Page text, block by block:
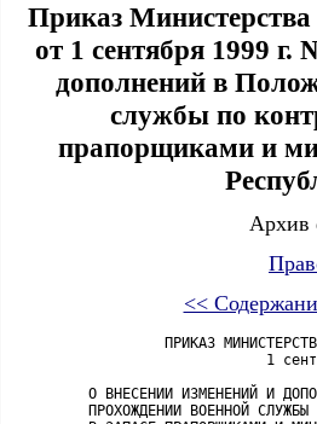
Приказ
от 1 сентября 1999
дополнений в
службы по
прапорщиками и
Архив
<<
ПРИКАЗ
1
О ВНЕСЕНИИ ИЗМЕНЕНИЙ И
ПРОХОЖДЕНИИ ВОЕННОЙ